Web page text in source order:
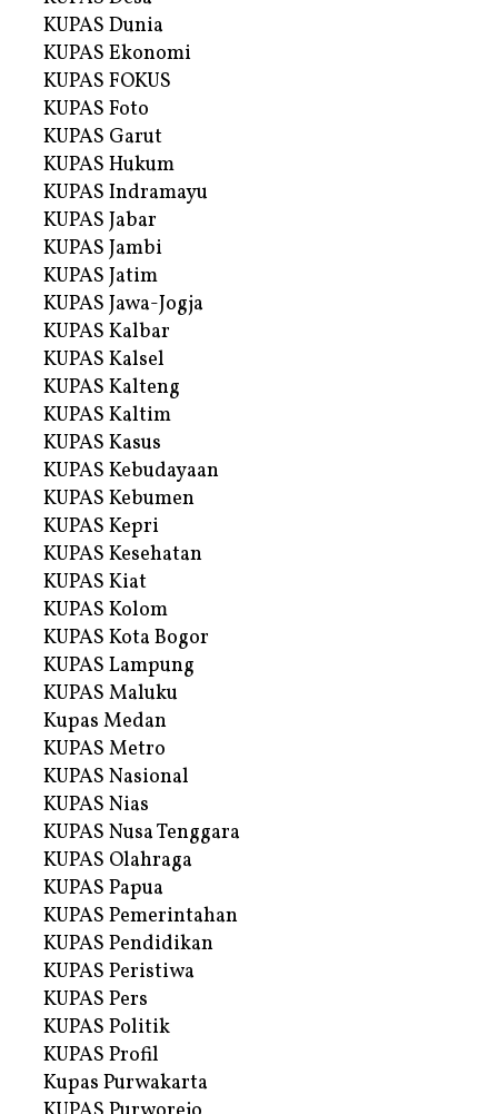
KUPAS Dunia
KUPAS Ekonomi
KUPAS FOKUS
KUPAS Foto
KUPAS Garut
KUPAS Hukum
KUPAS Indramayu
KUPAS Jabar
KUPAS Jambi
KUPAS Jatim
KUPAS Jawa-Jogja
KUPAS Kalbar
KUPAS Kalsel
KUPAS Kalteng
KUPAS Kaltim
KUPAS Kasus
KUPAS Kebudayaan
KUPAS Kebumen
KUPAS Kepri
KUPAS Kesehatan
KUPAS Kiat
KUPAS Kolom
KUPAS Kota Bogor
KUPAS Lampung
KUPAS Maluku
Kupas Medan
KUPAS Metro
KUPAS Nasional
KUPAS Nias
KUPAS Nusa Tenggara
KUPAS Olahraga
KUPAS Papua
KUPAS Pemerintahan
KUPAS Pendidikan
KUPAS Peristiwa
KUPAS Pers
KUPAS Politik
KUPAS Profil
Kupas Purwakarta